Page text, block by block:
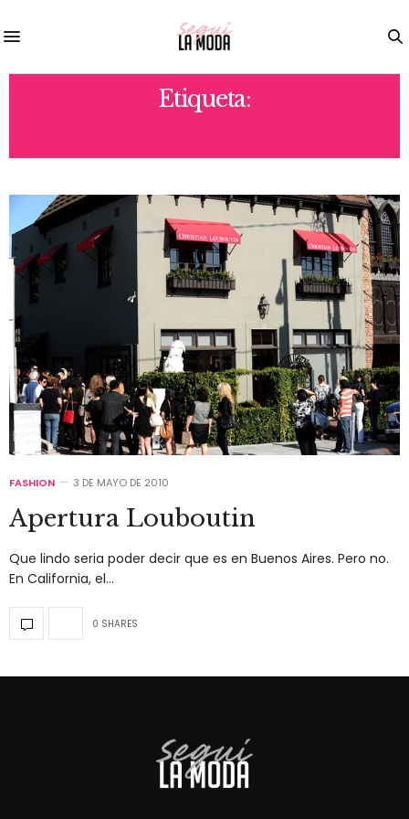
Etiqueta:
FASHION 3 DE MAYO DE 2010
Apertura Louboutin
Que lindo seria poder decir que es en Buenos Aires. Pero no.
En California, el…
0 SHARES